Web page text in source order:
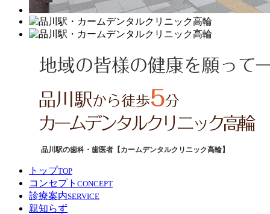
品川駅の歯科・歯医者【カームデンタルクリニック高輪】
トップTOP
コンセプト CONCEPT
診療案内SERVICE
親知らず